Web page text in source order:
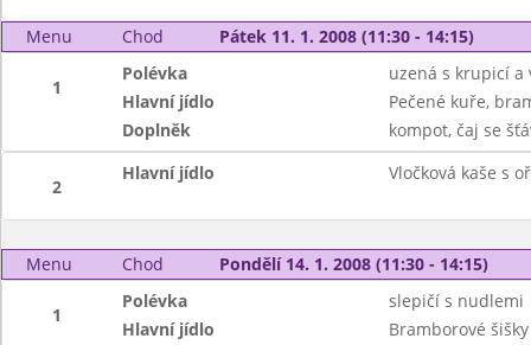
Menu Chod Pátek 11. 1. 2008 (11:30 - 14:15)
1
Polévka
uzená s krupicí a
Hlavní jídlo
Pečené kuře,
Doplněk
kompot, čaj se
2
Hlavní jídlo Vločková kaše s
Menu Chod Pondělí 14. 1. 2008 (11:30 - 14:15)
1
Polévka
slepičí s nudlemi
Hlavní jídlo
Bramborové